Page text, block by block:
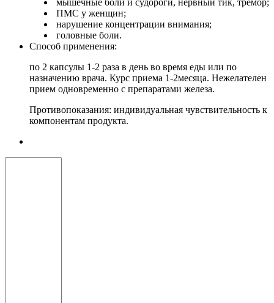
мышечные боли и судороги, нервный тик, тремор;
ПМС у женщин;
нарушение концентрации внимания;
головные боли.
Cпособ применения:
по 2 капсулы 1-2 раза в день во время еды или по
назначению врача. Курс приема 1-2месяца. Нежелателен
прием одновременно с препаратами железа.
Противопоказания: индивидуальная чувствительность к
компонентам продукта.